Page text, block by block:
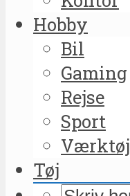
Hobby
Bil
Gaming
Rejse
Sport
Værktøj
Tøj